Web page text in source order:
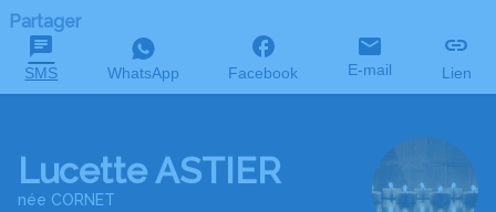
Partager
SMS WhatsApp Facebook E-mail Lien
Lucette ASTIER
née CORNET